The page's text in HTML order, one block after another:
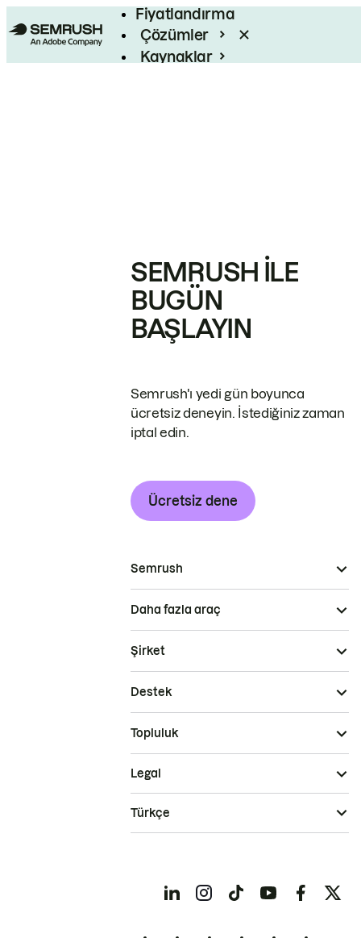
Fiyatlandırma
Çözümler
Kaynaklar
SEMRUSH ILE
BUGÜN
BAŞLAYIN
Semrush'ı yedi gün boyunca
ücretsiz deneyin. İstediğiniz zaman
iptal edin.
Ücretsiz dene
Semrush
Daha fazla araç
Şirket
Destek
Topluluk
Legal
Türkçe